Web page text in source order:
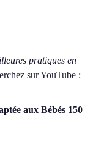
pratiques en
sur YouTube :
aux Bébés 150